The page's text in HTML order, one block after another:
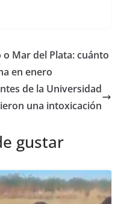
o Mar del Plata: cuánto
en enero
de la Universidad
una intoxicación
gustar